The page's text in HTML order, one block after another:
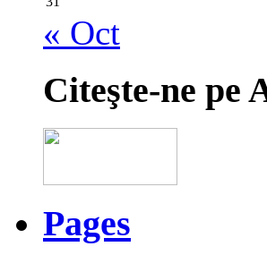
« Oct
Citeşte-ne pe
Pages